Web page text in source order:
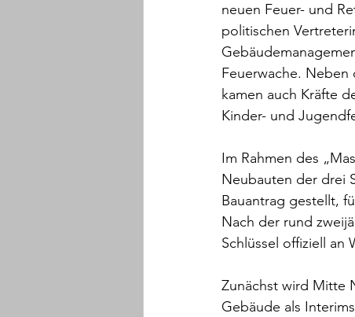
neuen Feuer- und
politischen
Feuerwache.
kamen auch Kräfte
Kinder- und
Im Rahmen des
Neubauten der drei
Bauantrag gestellt,
Nach der rund
Schlüssel offiziell an
Zunächst wird Mitte
Gebäude als